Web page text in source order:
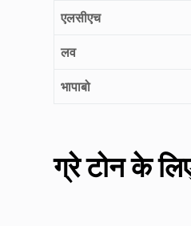
एलसीएच
लव
भापाबो
ग्रे टोन के